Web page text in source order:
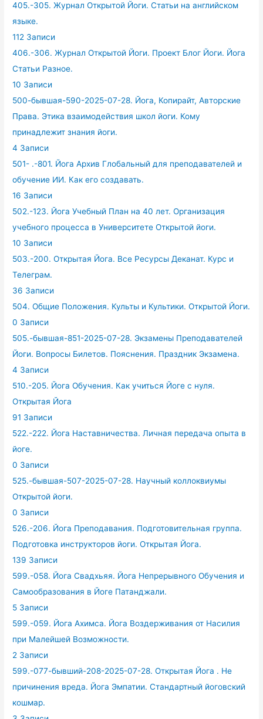
405.-305. Журнал Открытой Йоги. Статьи на английском
языке.
112 Записи
406.-306. Журнал Открытой Йоги. Проект Блог Йоги. Йога
Статьи Разное.
10 Записи
500-бывшая-590-2025-07-28. Йога, Копирайт, Авторские
Права. Этика взаимодействия школ йоги. Кому
принадлежит знания йоги.
4 Записи
501- .-801. Йога Архив Глобальный для преподавателей и
обучение ИИ. Как его создавать.
16 Записи
502.-123. Йога Учебный План на 40 лет. Организация
учебного процесса в Университете Открытой йоги.
10 Записи
503.-200. Открытая Йога. Все Ресурсы Деканат. Курс и
Телеграм.
36 Записи
504. Общие Положения. Культы и Культики. Открытой Йоги.
0 Записи
505.-бывшая-851-2025-07-28. Экзамены Преподавателей
Йоги. Вопросы Билетов. Пояснения. Праздник Экзамена.
4 Записи
510.-205. Йога Обучения. Как учиться Йоге с нуля.
Открытая Йога
91 Записи
522.-222. Йога Наставничества. Личная передача опыта в
йоге.
0 Записи
525.-бывшая-507-2025-07-28. Научный коллоквиумы
Открытой йоги.
0 Записи
526.-206. Йога Преподавания. Подготовительная группа.
Подготовка инструкторов йоги. Открытая Йога.
139 Записи
599.-058. Йога Свадхьяя. Йога Непрерывного Обучения и
Самообразования в Йоге Патанджали.
5 Записи
599.-059. Йога Ахимса. Йога Воздерживания от Насилия
при Малейшей Возможности.
2 Записи
599.-077-бывший-208-2025-07-28. Открытая Йога . Не
причинения вреда. Йога Эмпатии. Стандартный йоговский
кошмар.